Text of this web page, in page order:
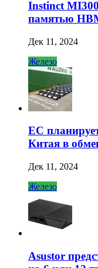
Instinct
памятью
Дек 11, 2024
Железо
ЕС
Китая в
Дек 11, 2024
Железо
Asustor